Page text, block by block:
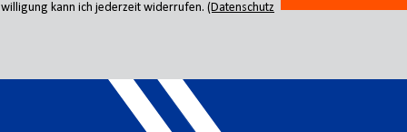
kann ich jederzeit widerrufen. (Datenschutz